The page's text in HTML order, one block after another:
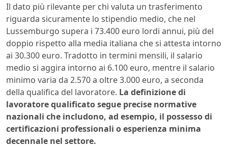
Il dato più rilevante per chi valuta un trasferimento
riguarda sicuramente lo stipendio medio, che nel
Lussemburgo supera i 73.400 euro lordi annui, più del
doppio rispetto alla media italiana che si attesta intorno
ai 30.300 euro. Tradotto in termini mensili, il salario
medio si aggira intorno ai 6.100 euro, mentre il salario
minimo varia da 2.570 a oltre 3.000 euro, a seconda
della qualifica del lavoratore. La definizione di
lavoratore qualificato segue precise normative
nazionali che includono, ad esempio, il possesso di
certificazioni professionali o esperienza minima
decennale nel settore.